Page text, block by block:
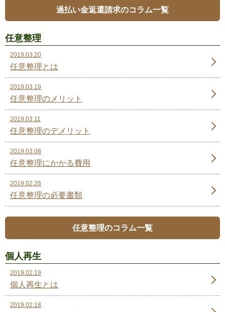
過払い金返還請求のコラム一覧
任意整理
2019.03.20
任意整理とは
2019.03.19
任意整理のメリット
2019.03.11
任意整理のデメリット
2019.03.08
任意整理にかかる費用
2019.02.26
任意整理の必要書類
任意整理のコラム一覧
個人再生
2019.02.19
個人再生とは
2019.02.18